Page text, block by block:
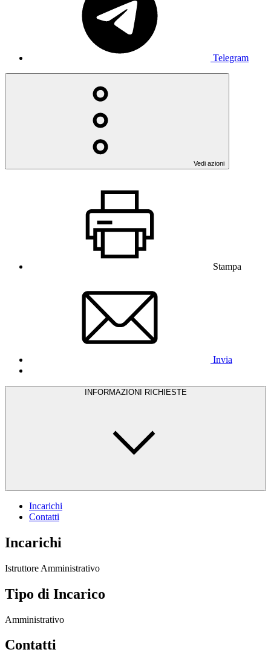
Telegram
Vedi azioni
Stampa
Invia
INFORMAZIONI RICHIESTE
Incarichi
Contatti
Incarichi
Istruttore Amministrativo
Tipo di Incarico
Amministrativo
Contatti